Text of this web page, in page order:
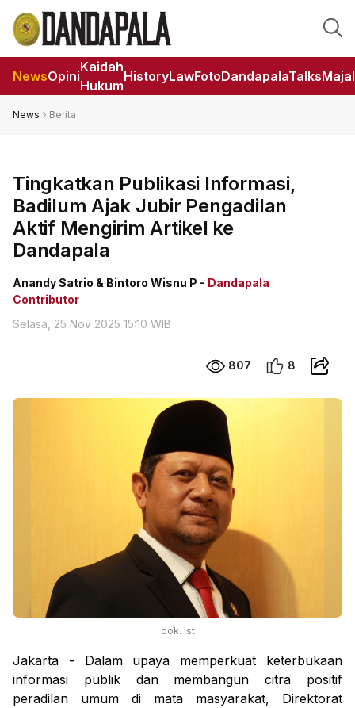
NewsOpini
Kaidah
Hukum
HistoryLawFotoDandapalaTalks
News Berita
Tingkatkan Publikasi Informasi,
Badilum Ajak Jubir Pengadilan
Aktif Mengirim Artikel ke
Dandapala
Anandy Satrio & Bintoro Wisnu P - Dandapala
Contributor
Selasa, 25 Nov 2025 15:10 WIB
807 8
dok. Ist
Jakarta - Dalam upaya memperkuat keterbukaan
informasi publik dan membangun citra positif
peradilan umum di mata masyarakat, Direktorat